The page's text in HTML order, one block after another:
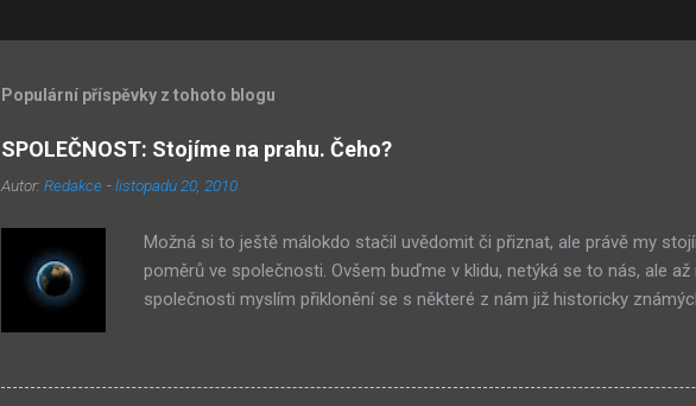
Populární příspěvky z tohoto blogu
SPOLEČNOST: Stojíme na prahu. Čeho?
Autor: Redakce -listopadu 20, 2010
Možná si to ještě málokdo stačil uvědomit či přiznat, ale právě my
poměrů ve společnosti. Ovšem buďme v klidu, netýká se to nás, ale
společnosti myslím přiklonění se s některé z nám již historicky
etnikum získává ve společnosti stále větší vliv – v každém městě již
obchodů. Před deseti lety věc zcela nevídaná. Příslušníci tohoto